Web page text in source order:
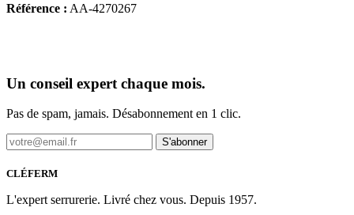
Référence : AA-4270267
Un conseil expert chaque mois.
Pas de spam, jamais. Désabonnement en 1 clic.
S'abonner
CLÉFERM
L'expert serrurerie. Livré chez vous. Depuis 1957.